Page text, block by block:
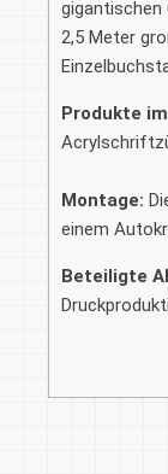
gigantischen
2,5 Meter
Produkte
Montage:
einem
Beteiligte